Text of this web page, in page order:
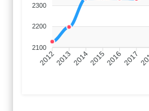
2300
2200
2100
201220132014201520162017